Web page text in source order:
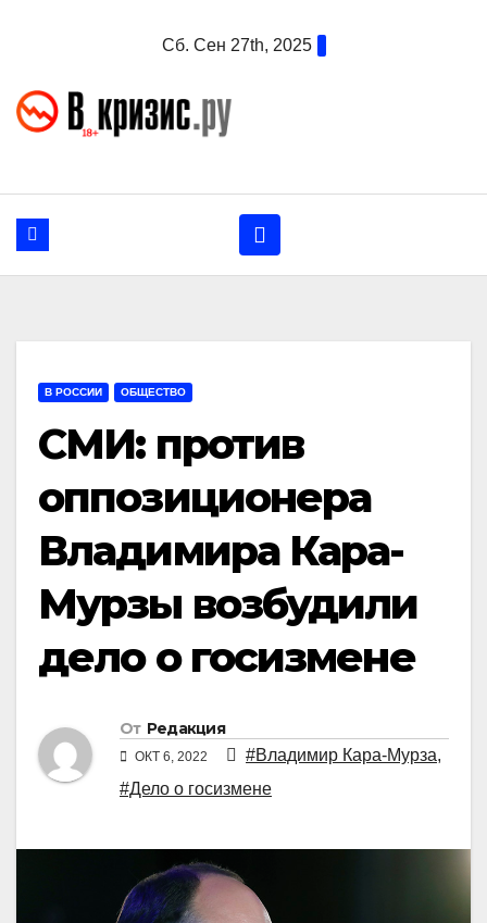
Сб. Сен 27th, 2025
В РОССИИ ОБЩЕСТВО
СМИ: против
оппозиционера
Владимира Кара-
Мурзы возбудили
дело о госизмене
От Редакция
ОКТ 6, 2022 #Владимир Кара-Мурза,
#Дело о госизмене